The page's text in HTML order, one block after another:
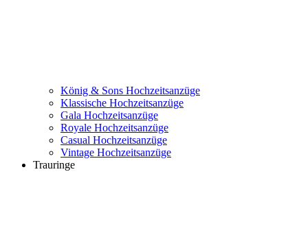
König & Sons Hochzeitsanzüge
Klassische Hochzeitsanzüge
Gala Hochzeitsanzüge
Royale Hochzeitsanzüge
Casual Hochzeitsanzüge
Vintage Hochzeitsanzüge
Trauringe